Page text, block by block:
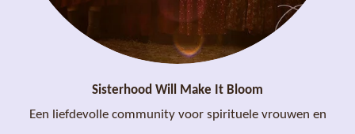
Sisterhood Will Make It Bloom
Een liefdevolle community voor spirituele vrouwen en